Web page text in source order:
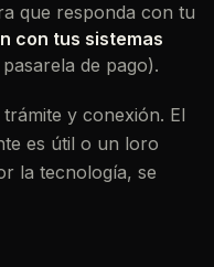
que responda con tu
con tus sistemas
de pago).
y conexión. El
es útil o un loro
la tecnología, se